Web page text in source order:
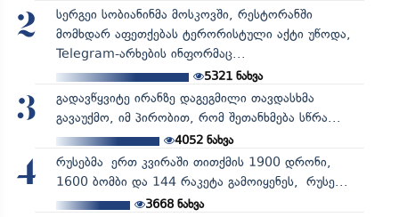
2
სერგეი სობიანინმა მოსკოვში, რესტორანში
მომხდარ აფეთქებას ტერორისტული აქტი უწოდა,
Telegram-არხების ინფორმაც...
5321ნახვა
3
გადავწყვიტე ირანზე დაგეგმილი თავდასხმა
გავაუქმო, იმ პირობით, რომ შეთანხმება სწრა...
4052ნახვა
4
რუსებმა ერთ კვირაში თითქმის 1900 დრონი,
1600 ბომბი და 144 რაკეტა გამოიყენეს, რუსე...
3668ნახვა